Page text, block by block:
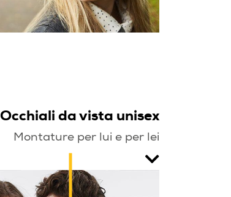
Occhiali da vista unisex
Montature per lui e per lei